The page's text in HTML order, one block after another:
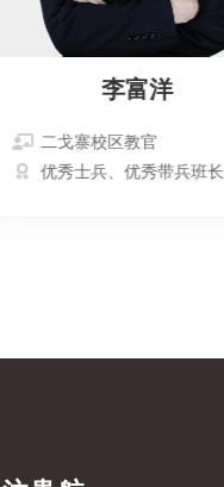
李富洋
二戈寨校区教官
优秀士兵、优秀带兵班长